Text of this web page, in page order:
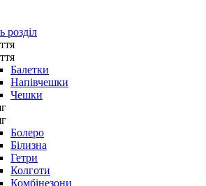
розділ
Балетки
Напівчешки
Чешки
Болеро
Білизна
Гетри
Колготи
Комбінезони